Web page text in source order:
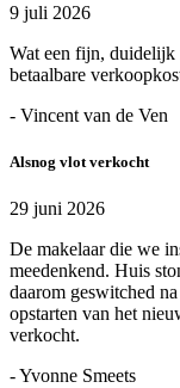
9 juli 2026
Wat een fijn, duidelijk
betaalbare
- Vincent van de Ven
Alsnog vlot verkocht
29 juni 2026
De makelaar die we
meedenkend. Huis
daarom geswitched
opstarten van het
verkocht.
- Yvonne Smeets